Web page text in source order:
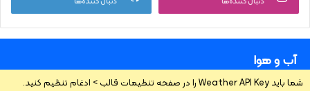
آب و هوا
شما باید Weather API Key را در صفحه تنظیمات قالب > ادغام تنظیم کنید.